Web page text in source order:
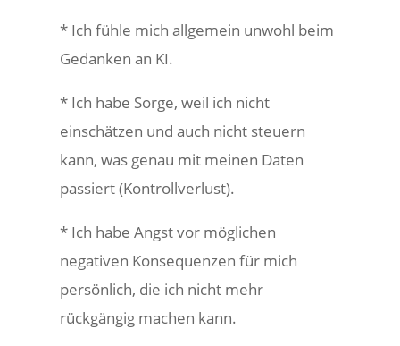
* Ich fühle mich allgemein unwohl beim
Gedanken an KI.
* Ich habe Sorge, weil ich nicht
einschätzen und auch nicht steuern
kann, was genau mit meinen Daten
passiert (Kontrollverlust).
* Ich habe Angst vor möglichen
negativen Konsequenzen für mich
persönlich, die ich nicht mehr
rückgängig machen kann.